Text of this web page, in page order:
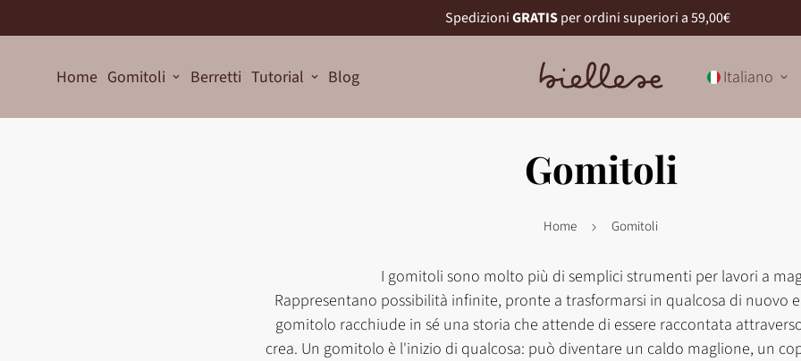
SpedizioniGRATISper ordini superiori a 59,00€
Home Gomitoli Berretti Tutorial Blog Italiano
Gomitoli
Home Gomitoli
I gomitoli sono molto più di semplici strumenti per lavori a
Rappresentano possibilità infinite, pronte a trasformarsi in qualcosa di nuovo
gomitolo racchiude in sé una storia che attende di essere raccontata
crea. Un gomitolo è l'inizio di qualcosa: può diventare un caldo maglione, un